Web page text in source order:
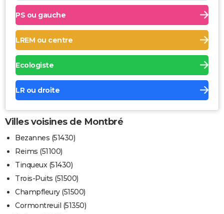
PS ou gauche
LREM ou centre
Ecologiste
LR ou droite
Villes voisines de Montbré
Bezannes (51430)
Reims (51100)
Tinqueux (51430)
Trois-Puits (51500)
Champfleury (51500)
Cormontreuil (51350)